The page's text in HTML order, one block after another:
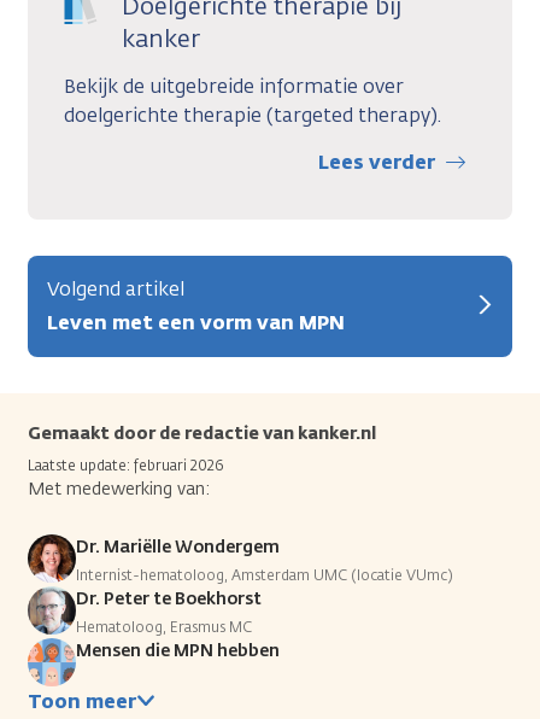
kanker
Bekijk de uitgebreide informatie over
doelgerichte therapie (targeted therapy).
Lees verder
Volgend artikel
Leven met een vorm van MPN
Gemaakt door de redactie van kanker.nl
Laatste update: februari 2026
Met medewerking van:
Dr. Mariëlle Wondergem
Internist-hematoloog, Amsterdam UMC (locatie VUmc)
Dr. Peter te Boekhorst
Hematoloog, Erasmus MC
Mensen die MPN hebben
Toon meer